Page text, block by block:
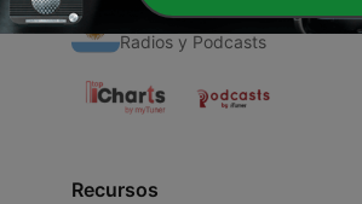
Radios Argentinas
Radios y Podcasts
Recursos